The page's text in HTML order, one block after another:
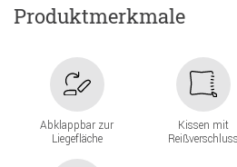
Produktmerkmale
Abklappbar zur
Liegefläche
Kissen mit
Reißverschluss